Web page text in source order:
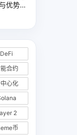
优势分
DeFi
合约
心化
2
币